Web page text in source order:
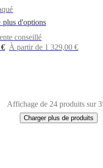
plus d'options
conseillé
À partir de 1 329,00 €
Affichage de 24 produits sur
Charger plus de produits